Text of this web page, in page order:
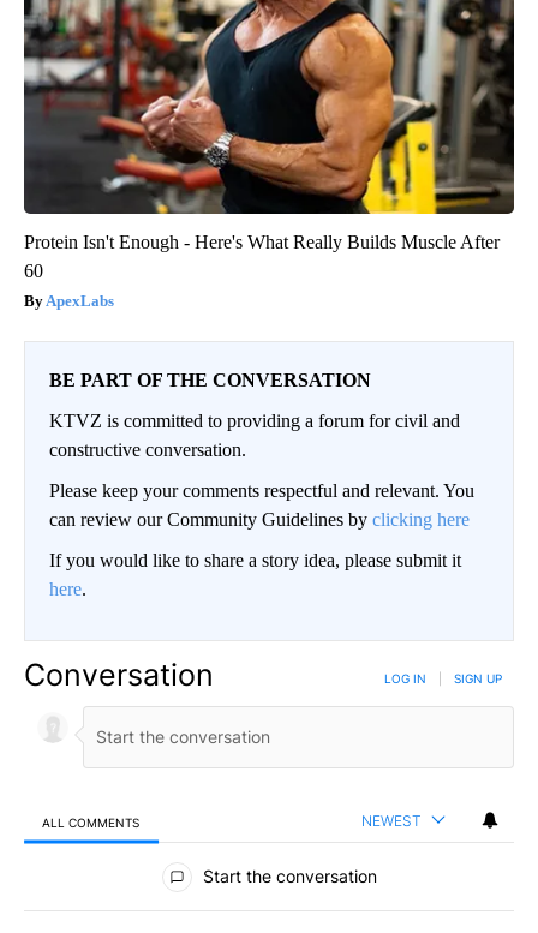
Protein Isn't Enough - Here's What Really Builds Muscle After
60
ApexLabs
BE PART OF THE CONVERSATION
KTVZ is committed to providing a forum for civil and
constructive conversation.
Please keep your comments respectful and relevant. You
can review our Community Guidelines by clicking here
If you would like to share a story idea, please submit it
here.
Conversation LOG IN SIGN UP
ALL COMMENTS NEWEST
All Comments
Start the conversation